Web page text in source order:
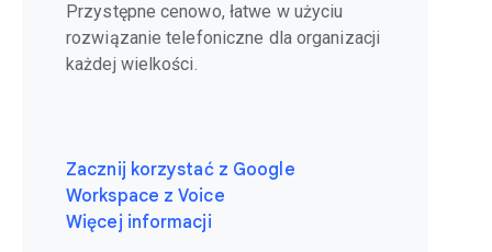
Przystępne cenowo, łatwe w użyciu
rozwiązanie telefoniczne dla organizacji
każdej wielkości.
Zacznij korzystać z Google
Workspace z Voice
Więcej informacji